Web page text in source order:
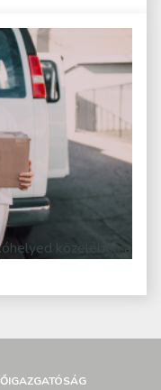
közelében a